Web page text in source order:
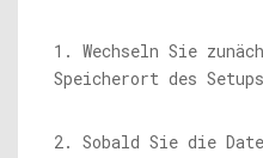
1. Wechseln Sie
Speicherort des
2. Sobald Sie die